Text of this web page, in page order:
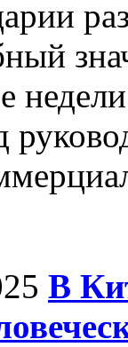
В